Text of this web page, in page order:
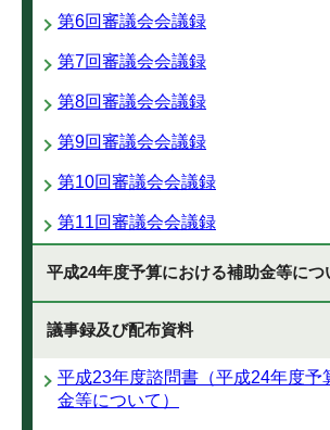
第6回審議会会議録
第7回審議会会議録
第8回審議会会議録
第9回審議会会議録
第10回審議会会議録
第11回審議会会議録
平成24年度予算における補助金等につ
議事録及び配布資料
平成23年度諮問書（平成24年度予
金等について）